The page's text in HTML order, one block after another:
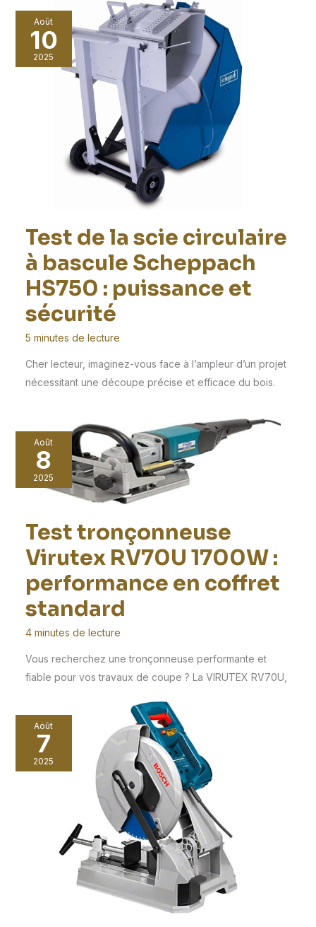
Dans le cadre de vos projets de bricolage, trouver des
outils polyvalents et de qualité est
Août
10
2025
Test de la scie circulaire
à bascule Scheppach
HS750 : puissance et
sécurité
5 minutes de lecture
Cher lecteur, imaginez-vous face à l’ampleur d’un projet
nécessitant une découpe précise et efficace du bois.
Août
8
2025
Test tronçonneuse
Virutex RV70U 1700W :
performance en coffret
standard
4 minutes de lecture
Vous recherchez une tronçonneuse performante et
fiable pour vos travaux de coupe ? La VIRUTEX RV70U,
Août
7
2025